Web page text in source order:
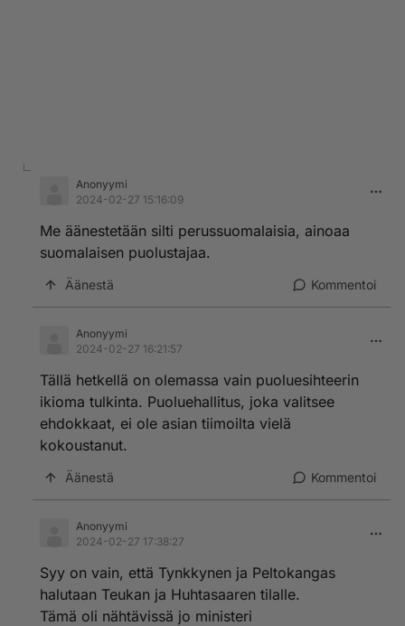
Anonyymi
2024-02-27 15:16:09
Me äänestetään silti perussuomalaisia, ainoaa
suomalaisen puolustajaa.
Äänestä Kommentoi
Anonyymi
2024-02-27 16:21:57
Tällä hetkellä on olemassa vain puoluesihteerin
ikioma tulkinta. Puoluehallitus, joka valitsee
ehdokkaat, ei ole asian tiimoilta vielä
kokoustanut.
Äänestä Kommentoi
Anonyymi
2024-02-27 17:38:27
Syy on vain, että Tynkkynen ja Peltokangas
halutaan Teukan ja Huhtasaaren tilalle.
Tämä oli nähtävissä jo ministeri